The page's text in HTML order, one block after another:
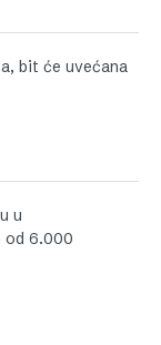
bit će uvećana
u
od 6.000